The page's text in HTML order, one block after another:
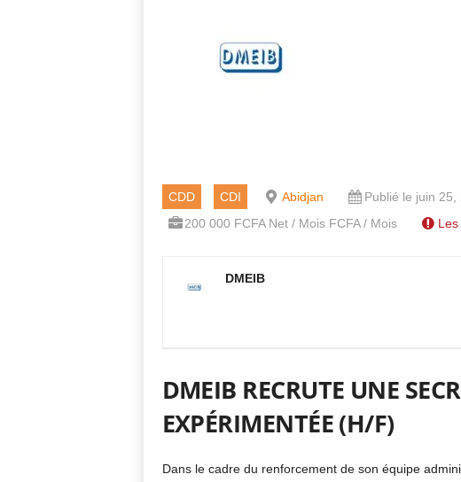
CDD CDI Abidjan
Publié le juin 25,
200 000 FCFA Net / Mois FCFA / Mois
DMEIB
DMEIB RECRUTE UNE
EXPÉRIMENTÉE (H/F)
Dans le cadre du renforcement de son équipe